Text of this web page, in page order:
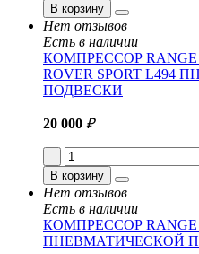
В корзину
Нет отзывов
Есть в наличии
КОМПРЕССОР RANGE
ROVER SPORT
ПОДВЕСКИ
20 000 ₽
В корзину
Нет отзывов
Есть в наличии
КОМПРЕССОР RANGE
ПНЕВМАТИЧЕСКОЙ